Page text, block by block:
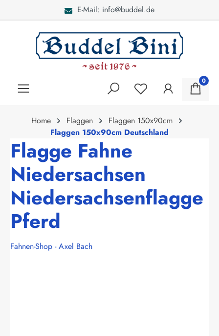
E-Mail: info@buddel.de
0
Home Flaggen
Flaggen 150x90cm
Flaggen 150x90cm Deutschland
Flagge Fahne
Niedersachsen
Niedersachsenflagge
Pferd
Fahnen-Shop - Axel Bach